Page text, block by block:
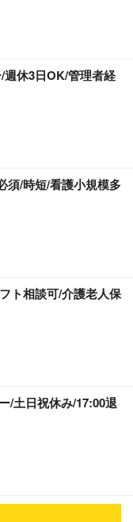
週休3日OK/管理者経
須/時短/看護小規模多
ト相談可/介護老人保
/土日祝休み/17:00退